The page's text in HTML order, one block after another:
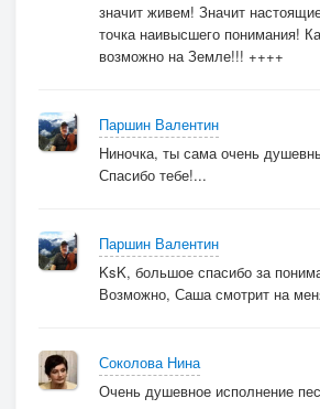
значит живем! Значит
точка наивысшего понимания!
возможно на Земле!!! ++++
Паршин Валентин
Ниночка, ты сама очень
Спасибо тебе!...
Паршин Валентин
KsK, большое спасибо за
Возможно, Саша смотрит на
Соколова Нина
Очень душевное исполнение